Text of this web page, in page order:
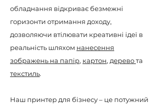
обладнання відкриває безмежні
горизонти отримання доходу,
дозволяючи втілювати креативні ідеї в
реальність шляхом нанесення
зображень на папір, картон, деревота
текстиль.
Наш принтер для бізнесу – це потужний